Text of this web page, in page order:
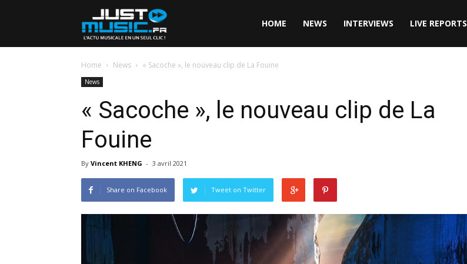
HOME NEWS INTERVIEWS LIVE REPORTS
Home News « Sacoche », le nouveau clip de La Fouine
News
« Sacoche », le nouveau clip de La
Fouine
By Vincent KHENG - 3 avril 2021
Share on Facebook Tweet on Twitter